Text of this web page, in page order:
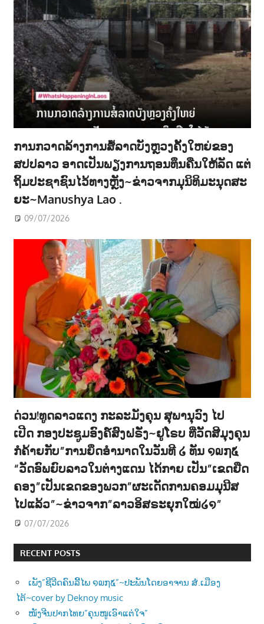
ການກວາດລ້າງການສໍ້ລາດບັງຫຼວງຄັ້ງໃຫຍ່ຂອງ
ສປປລາວ ອາດເປັນພຽງການຖອນທຶນຄືນໃຫ້ລັດ ແຕ່
ຖິ້ມປະຊາຊົນໄວ້ທາງຫຼັງ~ຂ່າວຈາກມຸນິທິມະນຸດສະ
ຍະ~Manushya Lao .
09/07/2026
ດ່ວນ!ທູດລາວແດງ ກະລະມັງຄຸນ ສຸພານຸວົງ ໄປ
ເປີດ ກອງປະຊູມອົງຄ໌ສົງຝຣັ່ງ~ຢູໂຣບ ທີ່ວັດສີມຸງຄຸນ
ກໍຄ້າຍກັບ”ການຍຶດອຳນາດໃນວັນທີ ໒ ທັນ ໑໙໗໕
“ວັດອົພຍົບລາວໃນຕ່າງແດນ ໄດ້ກາຍ ເປັນ”ເຂດຍືດ
ຄອງ”ເປັນເຂດຂອງພວກ”ຜະເດັດການຄອມມຸນີສ
ໄປແລ້ວ”~ຂ່າວຈາກ”ລາວອິສຣະຍຸກໃໝ່໒໑”
07/07/2026
RECENT POSTS
ເພັງ”ຊີວີດຄົນລີ້ໄພ ໑໙໗໕”~ປະພັນໂດຍອາຈານ ສໍ.ເມືອງ
ໄຕ້~cover by Deknoy music
ໜັງຈີນປາກໄທຍ”ຄຸນໜູເອົາແຕ່ໃຈ”